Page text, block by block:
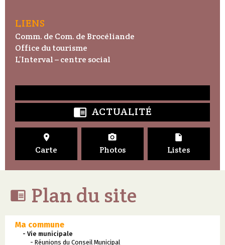
LIENS
Comm. de Com. de Brocéliande
Office du tourisme
L’Interval – centre social
 ACTUALITÉ

Carte

Photos

Listes
 Plan du site
Ma commune
- Vie municipale
- Réunions du Conseil Municipal